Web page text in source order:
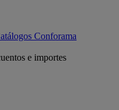
Conforama
e importes